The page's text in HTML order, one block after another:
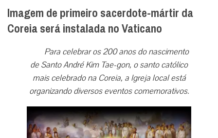
Imagem de primeiro sacerdote-mártir da
Coreia será instalada no Vaticano
Para celebrar os 200 anos do nascimento
de Santo André Kim Tae-gon, o santo católico
mais celebrado na Coreia, a Igreja local está
organizando diversos eventos comemorativos.